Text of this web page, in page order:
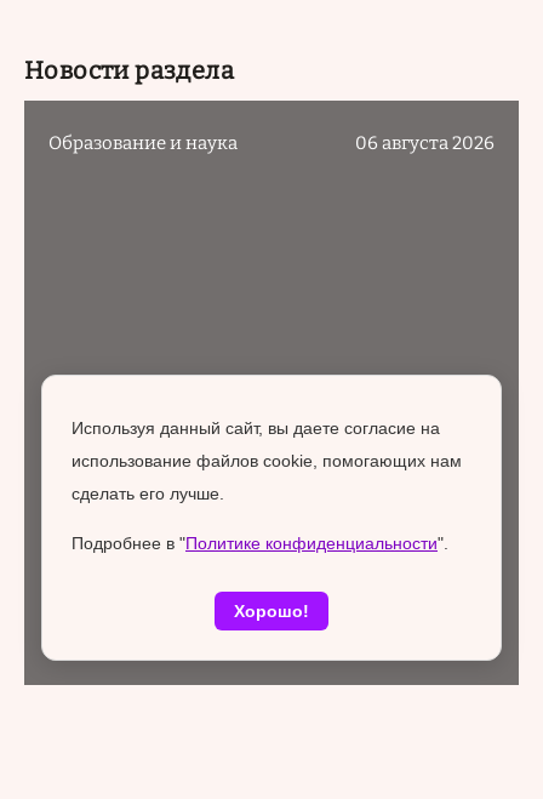
Новости раздела
Образование и наука 06 августа 2026
Используя данный сайт, вы даете согласие на
использование файлов cookie, помогающих нам
сделать его лучше.
Подробнее в "Политике конфиденциальности".
Хорошо!